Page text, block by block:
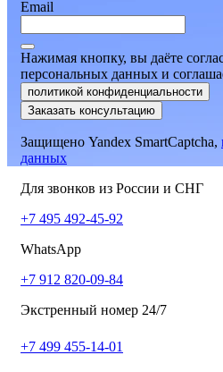
Email
Нажимая кнопку, вы даёте
персональных данных и
политикой конфиденциальности
Заказать консультацию
Защищено Yandex SmartCaptcha,
данных
Для звонков из России и СНГ
+7 495 492-45-92
WhatsApp
+7 912 820-09-84
Экстренный номер 24/7
+7 499 455-14-01